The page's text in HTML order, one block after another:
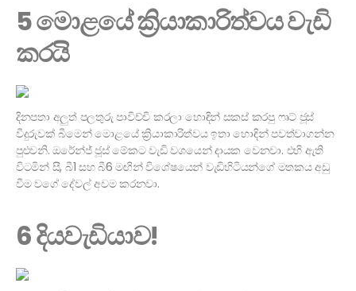
5 මොළයේ ක්‍රියාකාරිත්වය වැඩි
කරයි
දිනපතා අලුත් පලතුරු පාවිච්චි කරලා හොඳින් සකස් කරපු ෆෘට් ජූස්
වීදුරුවක් බීමෙන් මොළයේ ක්‍රියාකාරිත්වය ඉතා හොඳින් පවත්වාගන්න
පුළුවනි. ඔරේන්ජ් ජූස් මේකට වැඩි වශයෙන් දායක වෙනවා. එහි ඇති
විටමින් සී, බී1 සහ බී6 මඟින් විශේෂයෙන් වැඩිහිටියන්ගේ මතකය අඩු
වීම වගේ දේවල් අවම කරනවා.
6 දියවැඩියාව!